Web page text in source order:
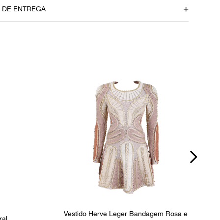
sobre as medidas? Fale com a nossa equipe.
ENTREGA
Vestido Herve Leger Bandagem Rosa e